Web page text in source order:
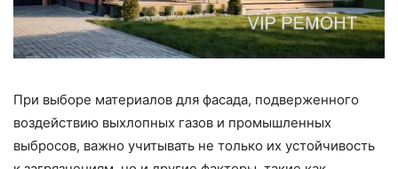
При выборе материалов для фасада, подверженного
воздействию выхлопных газов и промышленных
выбросов, важно учитывать не только их устойчивость